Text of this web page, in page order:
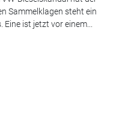
Sammelklagen steht ein
ist jetzt vor einem...